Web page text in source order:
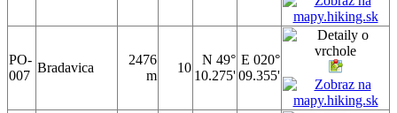
PO-
007
Bradavica
2476
m
10
N 49°
10.275'
E 020°
09.355'